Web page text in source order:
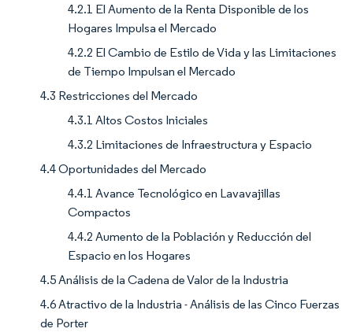
4.2.1 El Aumento de la Renta Disponible de los
Hogares Impulsa el Mercado
4.2.2 El Cambio de Estilo de Vida y las Limitaciones
de Tiempo Impulsan el Mercado
4.3 Restricciones del Mercado
4.3.1 Altos Costos Iniciales
4.3.2 Limitaciones de Infraestructura y Espacio
4.4 Oportunidades del Mercado
4.4.1 Avance Tecnológico en Lavavajillas
Compactos
4.4.2 Aumento de la Población y Reducción del
Espacio en los Hogares
4.5 Análisis de la Cadena de Valor de la Industria
4.6 Atractivo de la Industria - Análisis de las Cinco Fuerzas
de Porter